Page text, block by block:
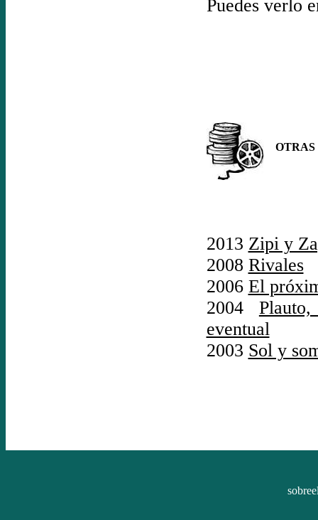
Puedes verlo
OTRAS
2013 Zipi y
2008 Rivales
2006 El
2004
eventual
2003 Sol y